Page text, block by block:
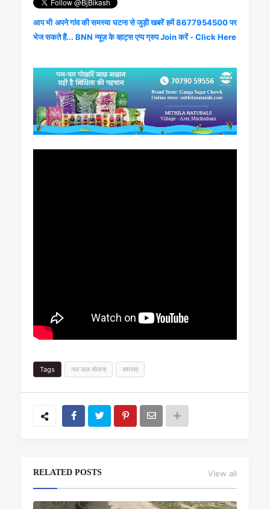
आप भी अपने गांव की समस्या घटना से जुड़ी खबरें हमें 8677954500 पर
भेज सकते हैं... BNN न्यूज़ के व्हाट्स एप्प ग्रुप Join करें - Click Here
Tags नल जल योजना समस्या
RELATED POSTS View all